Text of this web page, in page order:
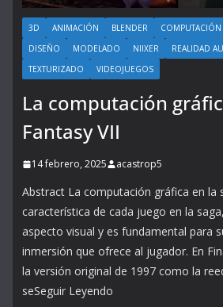
3D ANIMACIÓN BLENDER COMPUTACIÓN
DISEÑO
MODELADO NIIXER
REALIDAD
TEXTURIZADO
VIDEOJUEGOS
La computación
Fantasy VII
14 febrero, 2025 acastrop5
Abstract La computación gráfica en la
característica de cada juego en la
aspecto visual y es fundamental para
inmersión que ofrece al jugador. En
la versión original de 1997 como la
seSeguir Leyendo